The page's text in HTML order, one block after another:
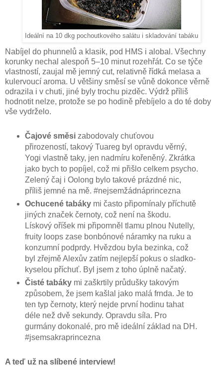
Ideální na 10 dkg pochoutkového salátu i skladování tabáku
Nabíjel do phunnelů a klasik, pod HMS i alobal. Všechny
korunky nechal alespoň 5–10 minut rozehřát. Co se týče
vlastností, zaujal mě jemný cut, relativně řídká melasa a
kulervoucí aroma. U většiny směsí se vůně dokonce věrně
odrazila i v chuti, jiné byly trochu pizděc. Výdrž příliš
hodnotit nelze, protože se po hodině přebíjelo a do té doby
vše vydrželo.
Čajové směsi zabodovaly chuťovou
přirozeností, takový Tuareg byl opravdu věrný,
Yogi vlastně taky, jen nadmíru kořeněný. Zkrátka
jako bych to popíjel, což mi přišlo celkem psycho.
Zelený čaj i Oolong bylo takové prázdné nic,
příliš jemné na mě. #nejsemžádnáprincezna
Ochucené tabáky mi často připomínaly příchutě
jiných značek černoty, což není na škodu.
Lískový oříšek mi připomněl tlamu plnou Nutelly,
fruity loops zase bonbónové náramky na ruku a
konzumní podprdy. Hvězdou byla bezinka, což
byl zřejmě Alexův zatím nejlepší pokus o sladko-
kyselou příchuť. Byl jsem z toho úplně načatý.
Čisté tabáky mi zaškrtily průdušky takovým
způsobem, že jsem kašlal jako malá frnda. Je to
ten typ černoty, který nejde první hodinu tahat
déle než dvě sekundy. Opravdu síla. Pro
gurmány dokonalé, pro mě ideální základ na DH.
#jsemsakraprincezna
A teď už na slíbené interview!